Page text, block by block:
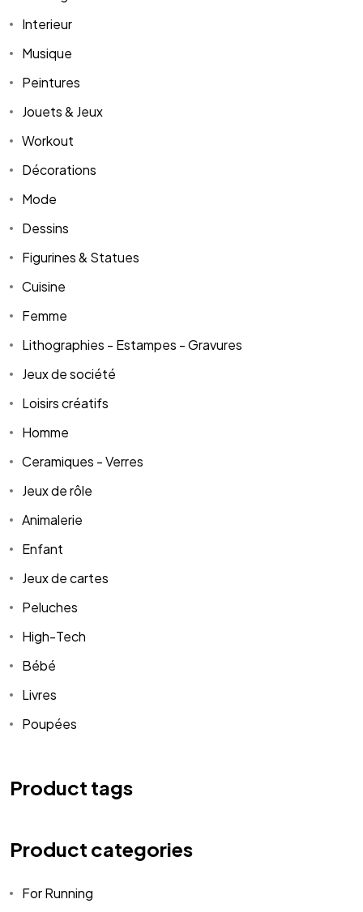
Interieur
Musique
Peintures
Jouets & Jeux
Workout
Décorations
Mode
Dessins
Figurines & Statues
Cuisine
Femme
Lithographies - Estampes - Gravures
Jeux de société
Loisirs créatifs
Homme
Ceramiques - Verres
Jeux de rôle
Animalerie
Enfant
Jeux de cartes
Peluches
High-Tech
Bébé
Livres
Poupées
Product tags
Product categories
For Running